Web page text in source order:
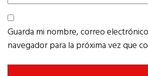
Guarda mi nombre, correo
navegador para la próxima vez que